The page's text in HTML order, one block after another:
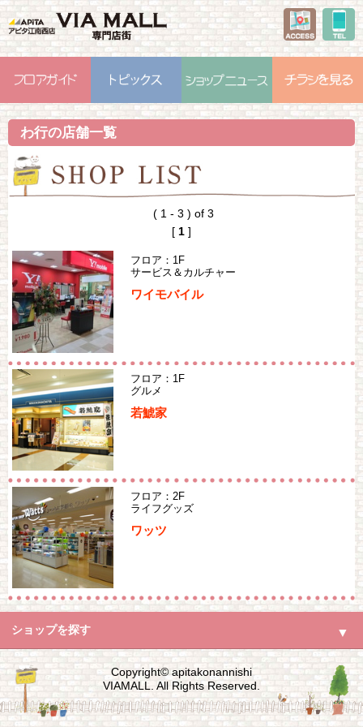
わ行の店舗一覧
( 1 - 3 ) of 3
[ 1 ]
フロア：1F
サービス＆カルチャー
ワイモバイル
フロア：1F
グルメ
若鯱家
フロア：2F
ライフグッズ
ワッツ
ショップを探す ▼
カテゴリからショップを探す ▼
フロアからショップを探す ▼
Copyright© apitakonannishi
VIAMALL. All Rights Reserved.